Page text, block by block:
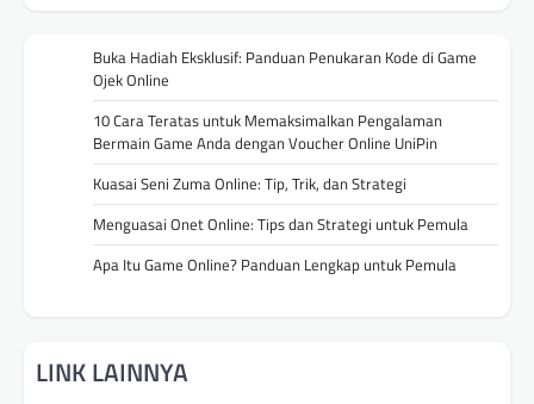
Buka Hadiah Eksklusif: Panduan Penukaran Kode di Game
Ojek Online
10 Cara Teratas untuk Memaksimalkan Pengalaman
Bermain Game Anda dengan Voucher Online UniPin
Kuasai Seni Zuma Online: Tip, Trik, dan Strategi
Menguasai Onet Online: Tips dan Strategi untuk Pemula
Apa Itu Game Online? Panduan Lengkap untuk Pemula
LINK LAINNYA